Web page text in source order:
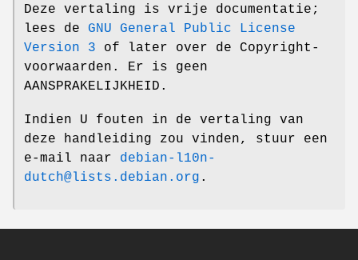
Deze vertaling is vrije documentatie;
lees de GNU General Public License
Version 3 of later over de Copyright-
voorwaarden. Er is geen
AANSPRAKELIJKHEID.
Indien U fouten in de vertaling van
deze handleiding zou vinden, stuur een
e-mail naar debian-l10n-
dutch@lists.debian.org .